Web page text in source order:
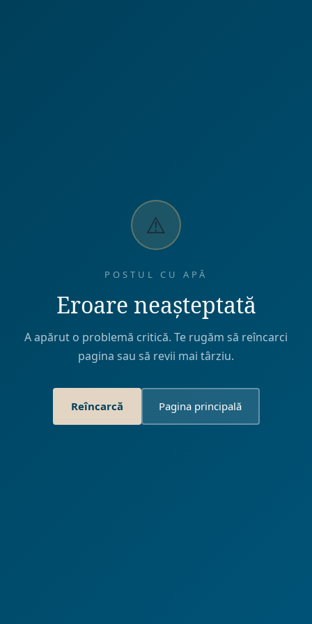
⚠️
POSTUL CU APĂ
Eroare neașteptată
A apărut o problemă critică. Te rugăm să reîncarci
pagina sau să revii mai târziu.
Reîncarcă Pagina principală